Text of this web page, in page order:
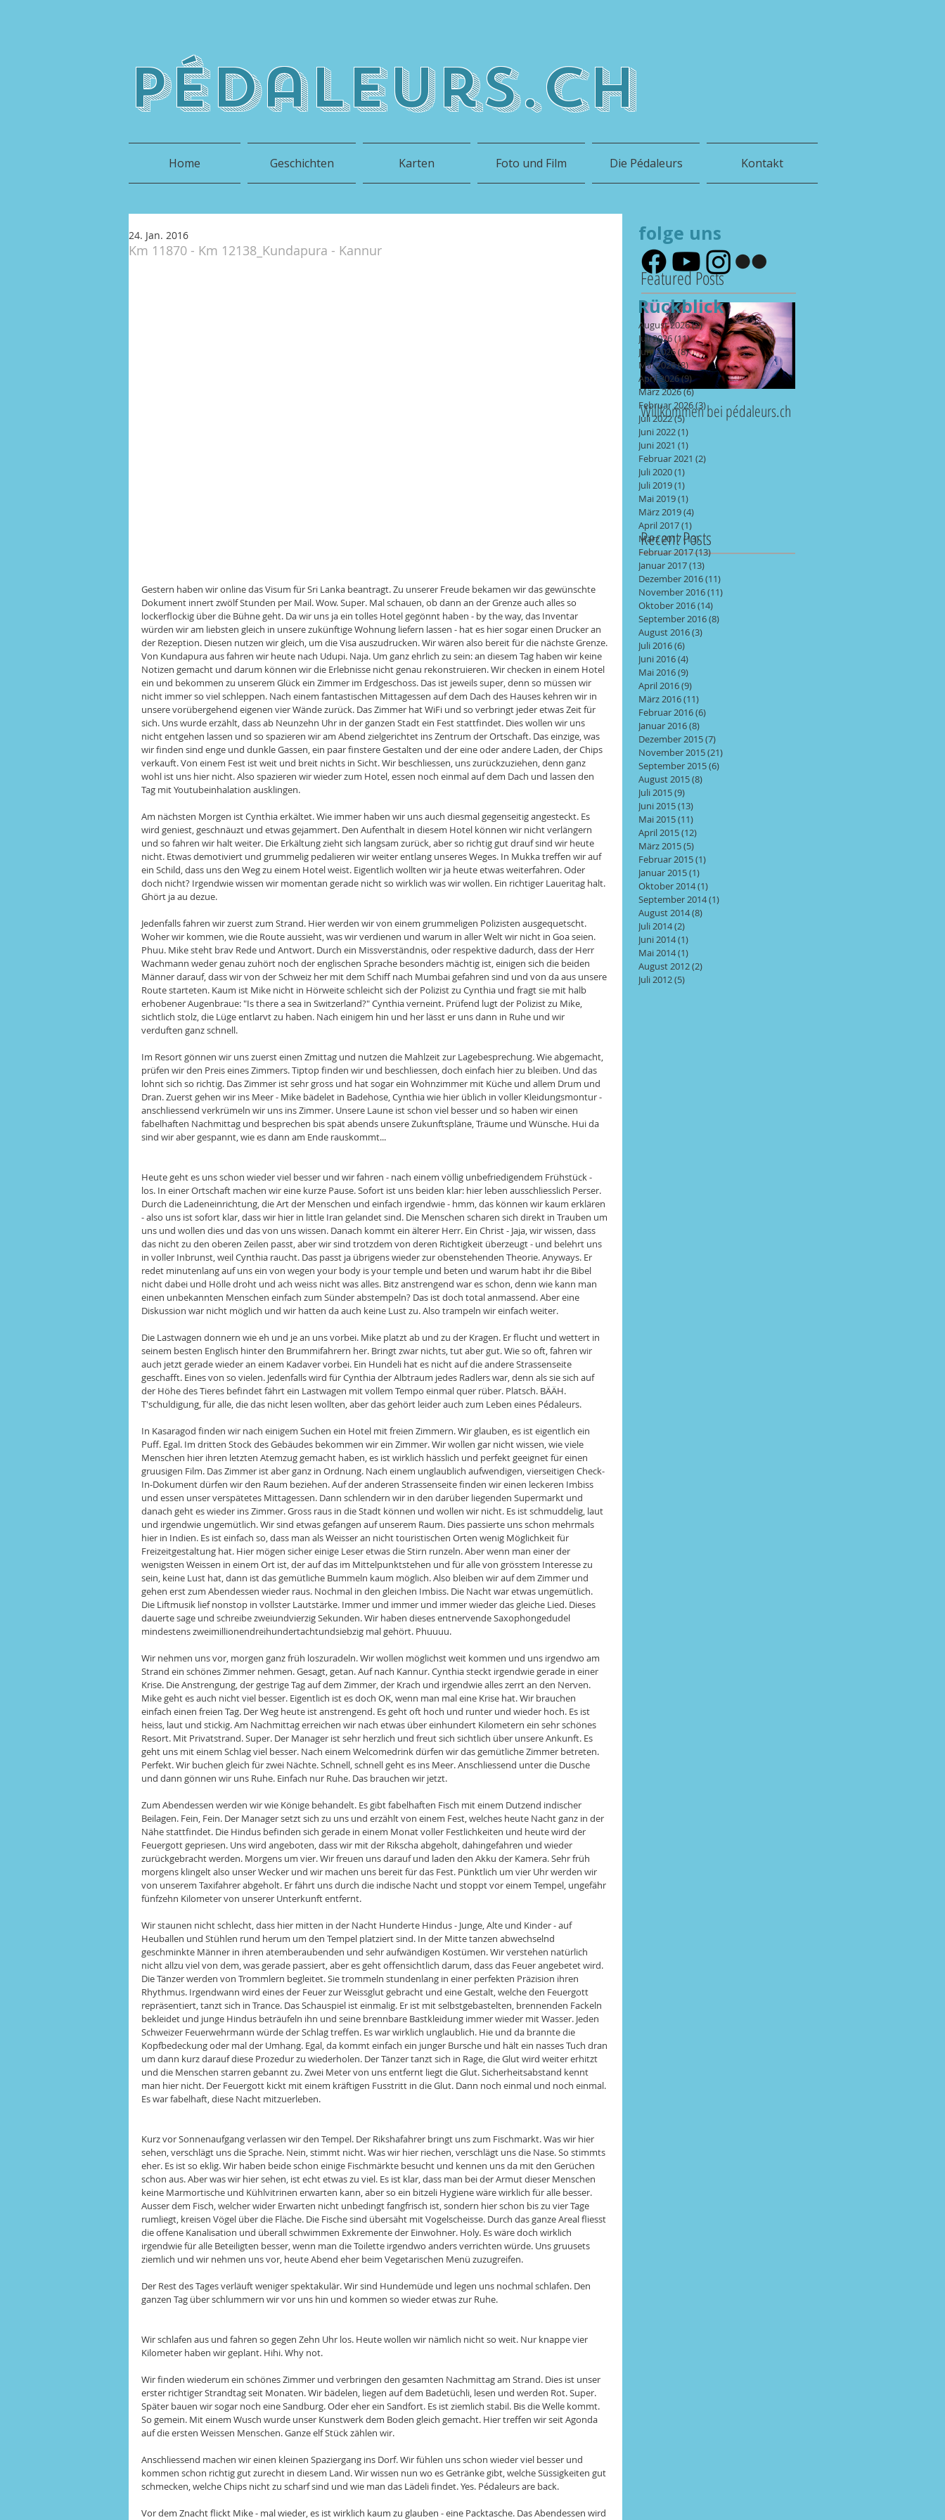
pédaleurs.ch
Home Geschichten Karten Foto und Film Die Pédaleurs Kontakt
Km 11870 - Km 12138_Kundapura - Kannur
24. Jan. 2016
Gestern haben wir online das Visum für Sri Lanka beantragt. Zu unserer Freude bekamen wir das gewünschte
Dokument innert zwölf Stunden per Mail. Wow. Super. Mal schauen, ob dann an der Grenze auch alles so
lockerflockig über die Bühne geht. Da wir uns ja ein tolles Hotel gegönnt haben - by the way, das Inventar
würden wir am liebsten gleich in unsere zukünftige Wohnung liefern lassen - hat es hier sogar einen Drucker an
der Rezeption. Diesen nutzen wir gleich, um die Visa auszudrucken. Wir wären also bereit für die nächste Grenze.
Von Kundapura aus fahren wir heute nach Udupi. Naja. Um ganz ehrlich zu sein: an diesem Tag haben wir keine
Notizen gemacht und darum können wir die Erlebnisse nicht genau rekonstruieren. Wir checken in einem Hotel
ein und bekommen zu unserem Glück ein Zimmer im Erdgeschoss. Das ist jeweils super, denn so müssen wir
nicht immer so viel schleppen. Nach einem fantastischen Mittagessen auf dem Dach des Hauses kehren wir in
unsere vorübergehend eigenen vier Wände zurück. Das Zimmer hat WiFi und so verbringt jeder etwas Zeit für
sich. Uns wurde erzählt, dass ab Neunzehn Uhr in der ganzen Stadt ein Fest stattfindet. Dies wollen wir uns
nicht entgehen lassen und so spazieren wir am Abend zielgerichtet ins Zentrum der Ortschaft. Das einzige, was
wir finden sind enge und dunkle Gassen, ein paar finstere Gestalten und der eine oder andere Laden, der Chips
verkauft. Von einem Fest ist weit und breit nichts in Sicht. Wir beschliessen, uns zurückzuziehen, denn ganz
wohl ist uns hier nicht. Also spazieren wir wieder zum Hotel, essen noch einmal auf dem Dach und lassen den
Tag mit Youtubeinhalation ausklingen.
Am nächsten Morgen ist Cynthia erkältet. Wie immer haben wir uns auch diesmal gegenseitig angesteckt. Es
wird geniest, geschnäuzt und etwas gejammert. Den Aufenthalt in diesem Hotel können wir nicht verlängern
und so fahren wir halt weiter. Die Erkältung zieht sich langsam zurück, aber so richtig gut drauf sind wir heute
nicht. Etwas demotiviert und grummelig pedalieren wir weiter entlang unseres Weges. In Mukka treffen wir auf
ein Schild, dass uns den Weg zu einem Hotel weist. Eigentlich wollten wir ja heute etwas weiterfahren. Oder
doch nicht? Irgendwie wissen wir momentan gerade nicht so wirklich was wir wollen. Ein richtiger Laueritag halt.
Ghört ja au dezue.
Jedenfalls fahren wir zuerst zum Strand. Hier werden wir von einem grummeligen Polizisten ausgequetscht.
Woher wir kommen, wie die Route aussieht, was wir verdienen und warum in aller Welt wir nicht in Goa seien.
Phuu. Mike steht brav Rede und Antwort. Durch ein Missverständnis, oder respektive dadurch, dass der Herr
Wachmann weder genau zuhört noch der englischen Sprache besonders mächtig ist, einigen sich die beiden
Männer darauf, dass wir von der Schweiz her mit dem Schiff nach Mumbai gefahren sind und von da aus unsere
Route starteten. Kaum ist Mike nicht in Hörweite schleicht sich der Polizist zu Cynthia und fragt sie mit halb
erhobener Augenbraue: "Is there a sea in Switzerland?" Cynthia verneint. Prüfend lugt der Polizist zu Mike,
sichtlich stolz, die Lüge entlarvt zu haben. Nach einigem hin und her lässt er uns dann in Ruhe und wir
verduften ganz schnell.
Im Resort gönnen wir uns zuerst einen Zmittag und nutzen die Mahlzeit zur Lagebesprechung. Wie abgemacht,
prüfen wir den Preis eines Zimmers. Tiptop finden wir und beschliessen, doch einfach hier zu bleiben. Und das
lohnt sich so richtig. Das Zimmer ist sehr gross und hat sogar ein Wohnzimmer mit Küche und allem Drum und
Dran. Zuerst gehen wir ins Meer - Mike bädelet in Badehose, Cynthia wie hier üblich in voller Kleidungsmontur -
anschliessend verkrümeln wir uns ins Zimmer. Unsere Laune ist schon viel besser und so haben wir einen
fabelhaften Nachmittag und besprechen bis spät abends unsere Zukunftspläne, Träume und Wünsche. Hui da
sind wir aber gespannt, wie es dann am Ende rauskommt...
Heute geht es uns schon wieder viel besser und wir fahren - nach einem völlig unbefriedigendem Frühstück -
los. In einer Ortschaft machen wir eine kurze Pause. Sofort ist uns beiden klar: hier leben ausschliesslich Perser.
Durch die Ladeneinrichtung, die Art der Menschen und einfach irgendwie - hmm, das können wir kaum erklären
- also uns ist sofort klar, dass wir hier in little Iran gelandet sind. Die Menschen scharen sich direkt in Trauben um
uns und wollen dies und das von uns wissen. Danach kommt ein älterer Herr. Ein Christ - Jaja, wir wissen, dass
das nicht zu den oberen Zeilen passt, aber wir sind trotzdem von deren Richtigkeit überzeugt - und belehrt uns
in voller Inbrunst, weil Cynthia raucht. Das passt ja übrigens wieder zur obenstehenden Theorie. Anyways. Er
redet minutenlang auf uns ein von wegen your body is your temple und beten und warum habt ihr die Bibel
nicht dabei und Hölle droht und ach weiss nicht was alles. Bitz anstrengend war es schon, denn wie kann man
einen unbekannten Menschen einfach zum Sünder abstempeln? Das ist doch total anmassend. Aber eine
Diskussion war nicht möglich und wir hatten da auch keine Lust zu. Also trampeln wir einfach weiter.
Die Lastwagen donnern wie eh und je an uns vorbei. Mike platzt ab und zu der Kragen. Er flucht und wettert in
seinem besten Englisch hinter den Brummifahrern her. Bringt zwar nichts, tut aber gut. Wie so oft, fahren wir
auch jetzt gerade wieder an einem Kadaver vorbei. Ein Hundeli hat es nicht auf die andere Strassenseite
geschafft. Eines von so vielen. Jedenfalls wird für Cynthia der Albtraum jedes Radlers war, denn als sie sich auf
der Höhe des Tieres befindet fährt ein Lastwagen mit vollem Tempo einmal quer rüber. Platsch. BÄÄH.
T'schuldigung, für alle, die das nicht lesen wollten, aber das gehört leider auch zum Leben eines Pédaleurs.
In Kasaragod finden wir nach einigem Suchen ein Hotel mit freien Zimmern. Wir glauben, es ist eigentlich ein
Puff. Egal. Im dritten Stock des Gebäudes bekommen wir ein Zimmer. Wir wollen gar nicht wissen, wie viele
Menschen hier ihren letzten Atemzug gemacht haben, es ist wirklich hässlich und perfekt geeignet für einen
gruusigen Film. Das Zimmer ist aber ganz in Ordnung. Nach einem unglaublich aufwendigen, vierseitigen Check-
In-Dokument dürfen wir den Raum beziehen. Auf der anderen Strassenseite finden wir einen leckeren Imbiss
und essen unser verspätetes Mittagessen. Dann schlendern wir in den darüber liegenden Supermarkt und
danach geht es wieder ins Zimmer. Gross raus in die Stadt können und wollen wir nicht. Es ist schmuddelig, laut
und irgendwie ungemütlich. Wir sind etwas gefangen auf unserem Raum. Dies passierte uns schon mehrmals
hier in Indien. Es ist einfach so, dass man als Weisser an nicht touristischen Orten wenig Möglichkeit für
Freizeitgestaltung hat. Hier mögen sicher einige Leser etwas die Stirn runzeln. Aber wenn man einer der
wenigsten Weissen in einem Ort ist, der auf das im Mittelpunktstehen und für alle von grösstem Interesse zu
sein, keine Lust hat, dann ist das gemütliche Bummeln kaum möglich. Also bleiben wir auf dem Zimmer und
gehen erst zum Abendessen wieder raus. Nochmal in den gleichen Imbiss. Die Nacht war etwas ungemütlich.
Die Liftmusik lief nonstop in vollster Lautstärke. Immer und immer und immer wieder das gleiche Lied. Dieses
dauerte sage und schreibe zweiundvierzig Sekunden. Wir haben dieses entnervende Saxophongedudel
mindestens zweimillionendreihundertachtundsiebzig mal gehört. Phuuuu.
Wir nehmen uns vor, morgen ganz früh loszuradeln. Wir wollen möglichst weit kommen und uns irgendwo am
Strand ein schönes Zimmer nehmen. Gesagt, getan. Auf nach Kannur. Cynthia steckt irgendwie gerade in einer
Krise. Die Anstrengung, der gestrige Tag auf dem Zimmer, der Krach und irgendwie alles zerrt an den Nerven.
Mike geht es auch nicht viel besser. Eigentlich ist es doch OK, wenn man mal eine Krise hat. Wir brauchen
einfach einen freien Tag. Der Weg heute ist anstrengend. Es geht oft hoch und runter und wieder hoch. Es ist
heiss, laut und stickig. Am Nachmittag erreichen wir nach etwas über einhundert Kilometern ein sehr schönes
Resort. Mit Privatstrand. Super. Der Manager ist sehr herzlich und freut sich sichtlich über unsere Ankunft. Es
geht uns mit einem Schlag viel besser. Nach einem Welcomedrink dürfen wir das gemütliche Zimmer betreten.
Perfekt. Wir buchen gleich für zwei Nächte. Schnell, schnell geht es ins Meer. Anschliessend unter die Dusche
und dann gönnen wir uns Ruhe. Einfach nur Ruhe. Das brauchen wir jetzt.
Zum Abendessen werden wir wie Könige behandelt. Es gibt fabelhaften Fisch mit einem Dutzend indischer
Beilagen. Fein, Fein. Der Manager setzt sich zu uns und erzählt von einem Fest, welches heute Nacht ganz in der
Nähe stattfindet. Die Hindus befinden sich gerade in einem Monat voller Festlichkeiten und heute wird der
Feuergott gepriesen. Uns wird angeboten, dass wir mit der Rikscha abgeholt, dahingefahren und wieder
zurückgebracht werden. Morgens um vier. Wir freuen uns darauf und laden den Akku der Kamera. Sehr früh
morgens klingelt also unser Wecker und wir machen uns bereit für das Fest. Pünktlich um vier Uhr werden wir
von unserem Taxifahrer abgeholt. Er fährt uns durch die indische Nacht und stoppt vor einem Tempel, ungefähr
fünfzehn Kilometer von unserer Unterkunft entfernt.
Wir staunen nicht schlecht, dass hier mitten in der Nacht Hunderte Hindus - Junge, Alte und Kinder - auf
Heuballen und Stühlen rund herum um den Tempel platziert sind. In der Mitte tanzen abwechselnd
geschminkte Männer in ihren atemberaubenden und sehr aufwändigen Kostümen. Wir verstehen natürlich
nicht allzu viel von dem, was gerade passiert, aber es geht offensichtlich darum, dass das Feuer angebetet wird.
Die Tänzer werden von Trommlern begleitet. Sie trommeln stundenlang in einer perfekten Präzision ihren
Rhythmus. Irgendwann wird eines der Feuer zur Weissglut gebracht und eine Gestalt, welche den Feuergott
repräsentiert, tanzt sich in Trance. Das Schauspiel ist einmalig. Er ist mit selbstgebastelten, brennenden Fackeln
bekleidet und junge Hindus beträufeln ihn und seine brennbare Bastkleidung immer wieder mit Wasser. Jeden
Schweizer Feuerwehrmann würde der Schlag treffen. Es war wirklich unglaublich. Hie und da brannte die
Kopfbedeckung oder mal der Umhang. Egal, da kommt einfach ein junger Bursche und hält ein nasses Tuch dran
um dann kurz darauf diese Prozedur zu wiederholen. Der Tänzer tanzt sich in Rage, die Glut wird weiter erhitzt
und die Menschen starren gebannt zu. Zwei Meter von uns entfernt liegt die Glut. Sicherheitsabstand kennt
man hier nicht. Der Feuergott kickt mit einem kräftigen Fusstritt in die Glut. Dann noch einmal und noch einmal.
Es war fabelhaft, diese Nacht mitzuerleben.
Kurz vor Sonnenaufgang verlassen wir den Tempel. Der Rikshafahrer bringt uns zum Fischmarkt. Was wir hier
sehen, verschlägt uns die Sprache. Nein, stimmt nicht. Was wir hier riechen, verschlägt uns die Nase. So stimmts
eher. Es ist so eklig. Wir haben beide schon einige Fischmärkte besucht und kennen uns da mit den Gerüchen
schon aus. Aber was wir hier sehen, ist echt etwas zu viel. Es ist klar, dass man bei der Armut dieser Menschen
keine Marmortische und Kühlvitrinen erwarten kann, aber so ein bitzeli Hygiene wäre wirklich für alle besser.
Ausser dem Fisch, welcher wider Erwarten nicht unbedingt fangfrisch ist, sondern hier schon bis zu vier Tage
rumliegt, kreisen Vögel über die Fläche. Die Fische sind übersäht mit Vogelscheisse. Durch das ganze Areal fliesst
die offene Kanalisation und überall schwimmen Exkremente der Einwohner. Holy. Es wäre doch wirklich
irgendwie für alle Beteiligten besser, wenn man die Toilette irgendwo anders verrichten würde. Uns gruusets
ziemlich und wir nehmen uns vor, heute Abend eher beim Vegetarischen Menü zuzugreifen.
Der Rest des Tages verläuft weniger spektakulär. Wir sind Hundemüde und legen uns nochmal schlafen. Den
ganzen Tag über schlummern wir vor uns hin und kommen so wieder etwas zur Ruhe.
Wir schlafen aus und fahren so gegen Zehn Uhr los. Heute wollen wir nämlich nicht so weit. Nur knappe vier
Kilometer haben wir geplant. Hihi. Why not.
Wir finden wiederum ein schönes Zimmer und verbringen den gesamten Nachmittag am Strand. Dies ist unser
erster richtiger Strandtag seit Monaten. Wir bädelen, liegen auf dem Badetüchli, lesen und werden Rot. Super.
Später bauen wir sogar noch eine Sandburg. Oder eher ein Sandfort. Es ist ziemlich stabil. Bis die Welle kommt.
So gemein. Mit einem Wusch wurde unser Kunstwerk dem Boden gleich gemacht. Hier treffen wir seit Agonda
auf die ersten Weissen Menschen. Ganze elf Stück zählen wir.
Anschliessend machen wir einen kleinen Spaziergang ins Dorf. Wir fühlen uns schon wieder viel besser und
kommen schon richtig gut zurecht in diesem Land. Wir wissen nun wo es Getränke gibt, welche Süssigkeiten gut
schmecken, welche Chips nicht zu scharf sind und wie man das Lädeli findet. Yes. Pédaleurs are back.
Vor dem Znacht flickt Mike - mal wieder, es ist wirklich kaum zu glauben - eine Packtasche. Das Abendessen wird
Featured Posts
Willkommen bei pédaleurs.ch
Recent Posts
folge uns
Rückblick
August 2026(2)2 Beiträge
Juli 2026(11)11 Beiträge
Juni 2026(8)8 Beiträge
Mai 2026(8)8 Beiträge
April 2026(9)9 Beiträge
März 2026(6)6 Beiträge
Februar 2026(3)3 Beiträge
Juli 2022(5)5 Beiträge
Juni 2022(1)
Juni 2021 (1)
Februar 2021 (2)
Juli 2020(1)
Juli 2019(1)
Mai 2019(1)
März 2019(4)
April 2017(1)
März 2017(13)13 Beiträge
Februar 2017(13)13 Beiträge
Januar 2017(13)
Dezember 2016(11)
November 2016(11)
Oktober 2016(14)
September 2016(8)
August 2016(3)
Juli 2016(6)
Juni 2016(4)
Mai 2016(9)
April 2016(9)
März 2016(11)
Februar 2016(6)
Januar 2016(8)
Dezember 2015(7)
November 2015(21)
September 2015(6)
August 2015(8)
Juli 2015(9)
Juni 2015(13)
Mai 2015(11)
April 2015(12)
März 2015(5)
Februar 2015(1)
Januar 2015(1)
Oktober 2014(1)
September 2014(1)
August 2014(8)
Juli 2014(2)
Juni 2014(1)
Mai 2014(1)
August 2012(2)
Juli 2012(5)